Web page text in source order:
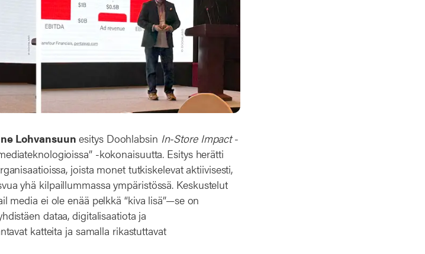
Lohvansuun esitys Doohlabsin In-Store Impact-
-kokonaisuutta. Esitys herätti
joista monet tutkiskelevat aktiivisesti,
yhä kilpaillummassa ympäristössä. Keskustelut
media ei ole enää pelkkä “kiva lisä”—se on
dataa, digitalisaatiota ja
katteita ja samalla rikastuttavat